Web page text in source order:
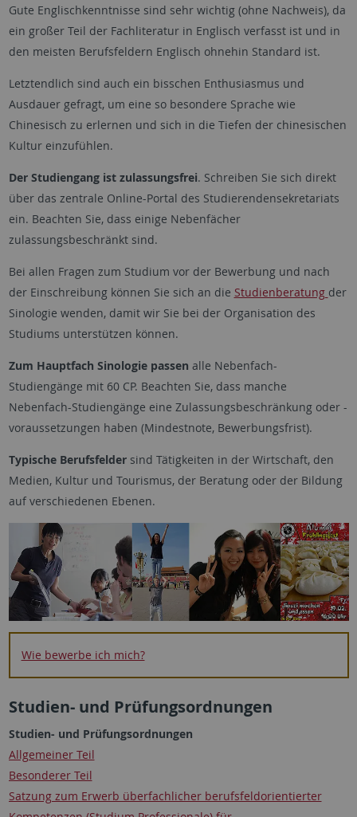
Gute Englischkenntnisse sind sehr wichtig (ohne Nachweis), da
ein großer Teil der Fachliteratur in Englisch verfasst ist und in
den meisten Berufsfeldern Englisch ohnehin Standard ist.
Letztendlich sind auch ein bisschen Enthusiasmus und
Ausdauer gefragt, um eine so besondere Sprache wie
Chinesisch zu erlernen und sich in die Tiefen der chinesischen
Kultur einzufühlen.
Der Studiengang ist zulassungsfrei. Schreiben Sie sich direkt
über das zentrale Online-Portal des Studierendensekretariats
ein. Beachten Sie, dass einige Nebenfächer
zulassungsbeschränkt sind.
Bei allen Fragen zum Studium vor der Bewerbung und nach
der Einschreibung können Sie sich an die Studienberatung der
Sinologie wenden, damit wir Sie bei der Organisation des
Studiums unterstützen können.
Zum Hauptfach Sinologie passen alle Nebenfach-
Studiengänge mit 60 CP. Beachten Sie, dass manche
Nebenfach-Studiengänge eine Zulassungsbeschränkung oder -
voraussetzungen haben (Mindestnote, Bewerbungsfrist).
Typische Berufsfeldersind Tätigkeiten in der Wirtschaft, den
Medien, Kultur und Tourismus, der Beratung oder der Bildung
auf verschiedenen Ebenen.
Wie bewerbe ich mich?
Studien- und Prüfungsordnungen
Studien- und Prüfungsordnungen
Allgemeiner Teil
Besonderer Teil
Satzung zum Erwerb überfachlicher berufsfeldorientierter